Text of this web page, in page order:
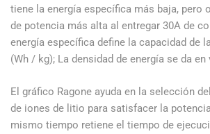
tiene la energía específica más baja, pero
de potencia más alta al entregar 30A de
energía específica define la capacidad de
(Wh / kg); La densidad de energía se da
El gráfico Ragone ayuda en la selección
de iones de litio para satisfacer la
mismo tiempo retiene el tiempo de